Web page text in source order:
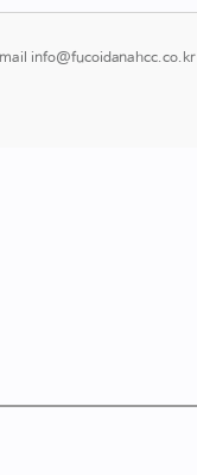
info@fucoidanahcc.co.kr